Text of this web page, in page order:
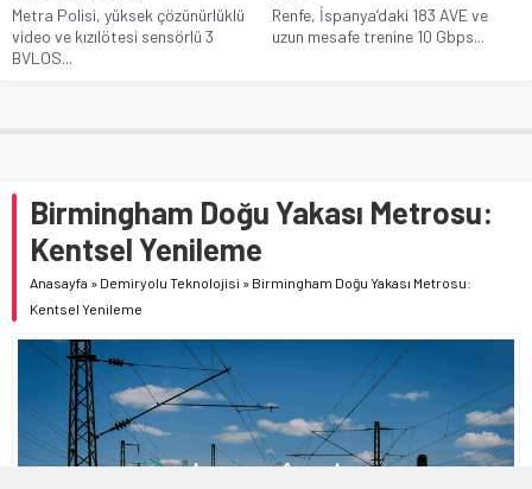
Metra Polisi, yüksek çözünürlüklü
video ve kızılötesi sensörlü 3
BVLOS...
Renfe, İspanya’daki 183 AVE ve
uzun mesafe trenine 10 Gbps...
Birmingham Doğu Yakası Metrosu:
Kentsel Yenileme
Anasayfa » Demiryolu Teknolojisi » Birmingham Doğu Yakası Metrosu:
Kentsel Yenileme